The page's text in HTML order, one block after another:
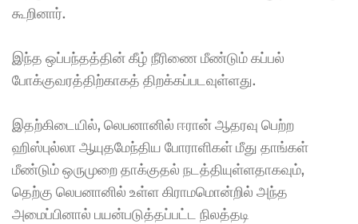
கூறினார்.
இந்த ஒப்பந்தத்தின் கீழ் நீரிணை மீண்டும் கப்பல்
போக்குவரத்திற்காகத் திறக்கப்படவுள்ளது.
இதற்கிடையில், லெபனானில் ஈரான் ஆதரவு பெற்ற
ஹிஸ்புல்லா ஆயுதமேந்திய போராளிகள் மீது தாங்கள்
மீண்டும் ஒருமுறை தாக்குதல் நடத்தியுள்ளதாகவும்,
தெற்கு லெபனானில் உள்ள கிராமமொன்றில் அந்த
அமைப்பினால் பயன்படுத்தப்பட்ட நிலத்தடி